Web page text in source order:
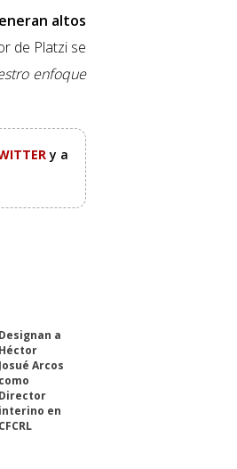
altos
de Platzi se
enfoque
y a
Designan a
Héctor
Josué Arcos
como
Director
interino en
CFCRL